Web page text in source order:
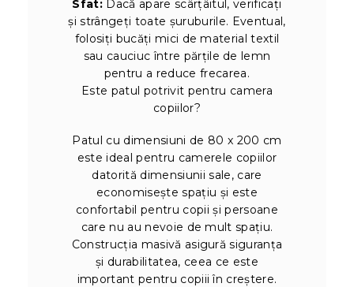
Sfat: Dacă apare scârțâitul, verificați
și strângeți toate șuruburile. Eventual,
folosiți bucăți mici de material textil
sau cauciuc între părțile de lemn
pentru a reduce frecarea.
Este patul potrivit pentru camera
copiilor?
Patul cu dimensiuni de 80 x 200 cm
este ideal pentru camerele copiilor
datorită dimensiunii sale, care
economisește spațiu și este
confortabil pentru copii și persoane
care nu au nevoie de mult spațiu.
Construcția masivă asigură siguranța
și durabilitatea, ceea ce este
important pentru copiii în creștere.